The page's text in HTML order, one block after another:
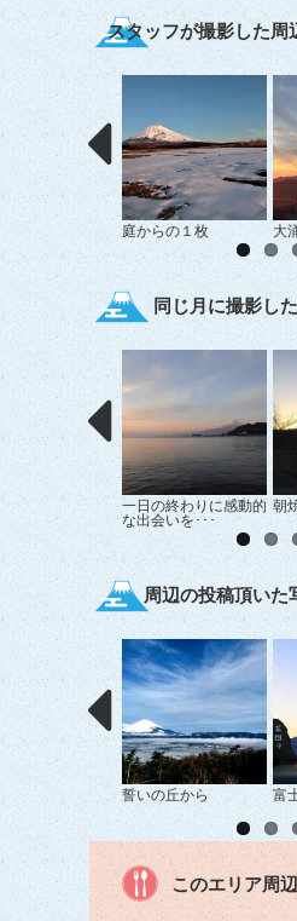
スタッフが撮影した周
庭からの１枚 大
同じ月に撮影し
一日の終わりに感動的
な出会いを･･･
朝
周辺の投稿頂いた
誓いの丘から 富
このエリア周